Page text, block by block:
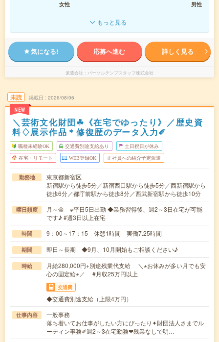
女性
男性
もっと見る
気になる! 応募へ進む 詳しく見る
派遣会社 パーソルテンプスタッフ株式会社
未読
NEW
掲載日 2026/08/06
＼芸術文化財団☘《在宅でゆったり》／歴史資
料♢展示作品＊修復歴のデータ入力✐
職種未経験OK 交通費別途支給あり 土日祝日が休み
在宅・リモート WEB登録OK 正社員への紹介予定派遣
勤務地
東京都新宿区
新宿駅から徒歩5分／新宿西口駅から徒歩5分／西新宿駅から
徒歩6分／都庁前駅から徒歩8分／西武新宿駅から徒歩10分
曜日頻度
月～金 ※平日5日出勤 ◆業務習得後、週2～3日在宅が可能
です♪ #週3日以上在宅
時間 9：00～17：15 休憩1時間 実働7.25時間
期間 即日～長期 ◆9月、10月開始もご相談ください♪
時給
月給280,000円+別途残業代支給 ＼⋆お休みが多い月でも安
心の固定給⋆／ #月収25万円以上
交通費
◆交通費別途支給（上限4万円）
仕事内容
一般事務
落ち着いてお仕事がしたい方にぴったり✦財団法人さまでル
ーティン事務✐週2～3在宅勤務❤︎残業なしで明…